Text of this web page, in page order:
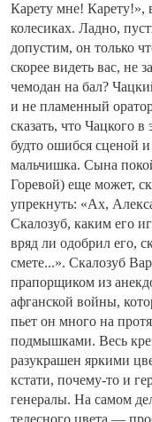
Карету мне! Карету!»,
колесиках. Ладно,
допустим, он только
скорее видеть вас, не
чемодан на бал?
и не пламенный
сказать, что Чацкого
будто ошибся сценой
мальчишка. Сына
Горевой) еще может,
упрекнуть: «Ах,
Скалозуб, каким его
вряд ли одобрил его,
смете...». Скалозуб
прапорщиком из
афганской войны,
пьет он много на
подмышками. Весь
разукрашен яркими
кстати, почему-то и
генералы. На самом